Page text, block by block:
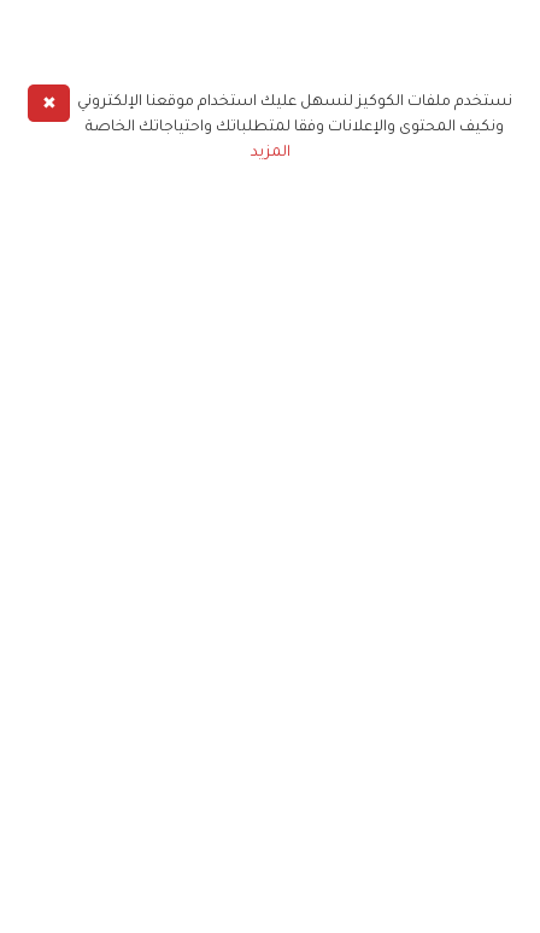
✖
نستخدم ملفات الكوكيز لنسهل عليك استخدام موقعنا الإلكتروني
ونكيف المحتوى والإعلانات وفقا لمتطلباتك واحتياجاتك الخاصة
المزيد